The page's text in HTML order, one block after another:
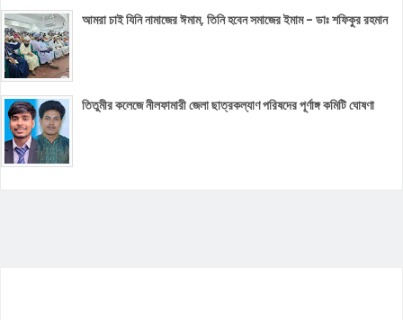
আমরা চাই যিনি নামাজের ঈমাম, তিনি হবেন সমাজের ইমাম - ডাঃ শফিকুর রহমান
তিতুমীর কলেজে নীলফামারী জেলা ছাত্রকল্যাণ পরিষদের পূর্ণাঙ্গ কমিটি ঘোষণা